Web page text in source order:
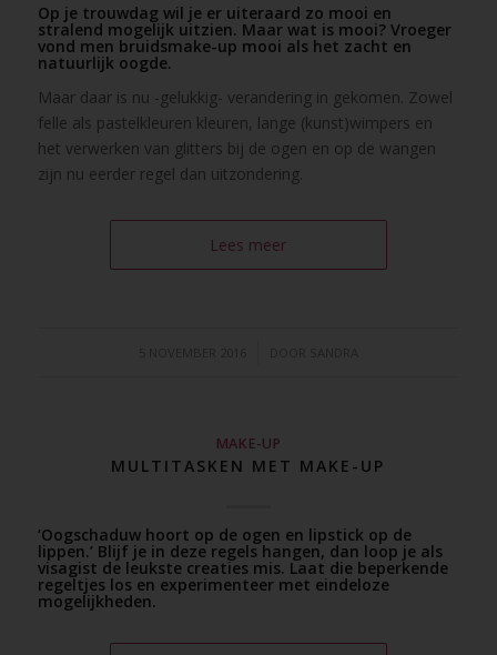
Op je trouwdag wil je er uiteraard zo mooi en
stralend mogelijk uitzien. Maar wat is mooi? Vroeger
vond men bruidsmake-up mooi als het zacht en
natuurlijk oogde.
Maar daar is nu -gelukkig- verandering in gekomen. Zowel
felle als pastelkleuren kleuren, lange (kunst)wimpers en
het verwerken van glitters bij de ogen en op de wangen
zijn nu eerder regel dan uitzondering.
Lees meer
MAKE-UP
MULTITASKEN MET MAKE-UP
‘Oogschaduw hoort op de ogen en lipstick op de
lippen.’ Blijf je in deze regels hangen, dan loop je als
visagist de leukste creaties mis. Laat die beperkende
regeltjes los en experimenteer met eindeloze
mogelijkheden.